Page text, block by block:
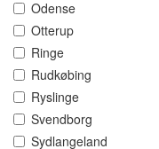
Odense
Otterup
Ringe
Rudkøbing
Ryslinge
Svendborg
Sydlangeland